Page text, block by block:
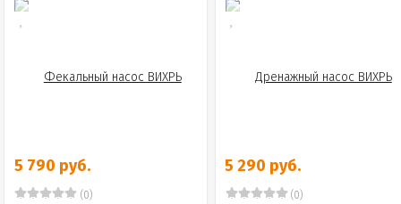
5 790 руб.
(0)
5 290 руб.
(0)